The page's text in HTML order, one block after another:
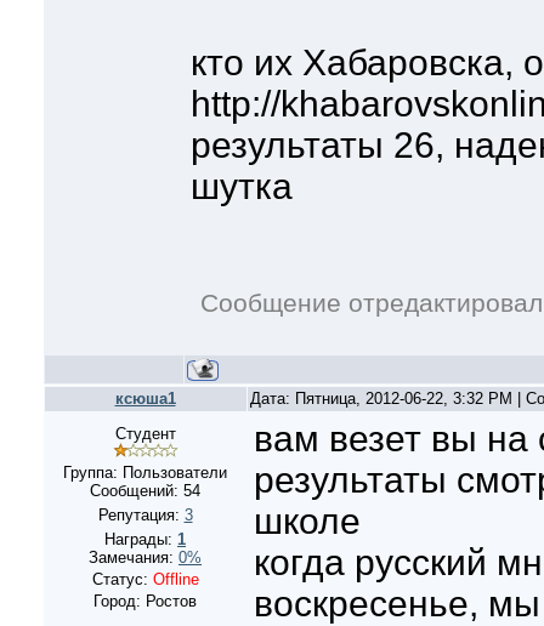
кто их Хабаровска,
http://
результаты 26,
шутка
Сообщение
ксюша1
Дата: Пятница, 2012-06-22, 3:32 PM |
Студент
Группа: Пользователи
Сообщений: 54
Репутация: 3
Награды: 1
Замечания: 0%
Статус: Offline
Город: Ростов
вам везет вы на
результаты
школе
когда русский
воскресенье,